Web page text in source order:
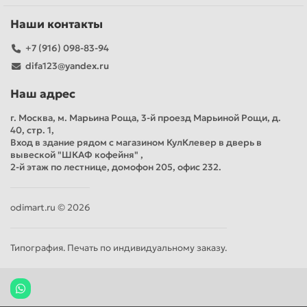
Наши контакты
+7 (916) 098-83-94
difa123@yandex.ru
Наш адрес
г. Москва, м. Марьина Роща, 3-й проезд Марьиной Рощи, д.
40, стр. 1,
Вход в здание рядом с магазином КулКлевер в дверь в
вывеской "ШКАФ кофейня" ,
2-й этаж по лестнице, домофон 205, офис 232.
odimart.ru © 2026
Типография. Печать по индивидуальному заказу.